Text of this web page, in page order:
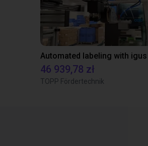
46 939,78 zł
TOPP Fördertechnik